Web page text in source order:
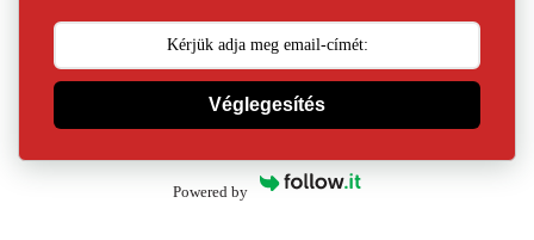
Véglegesítés
Powered by